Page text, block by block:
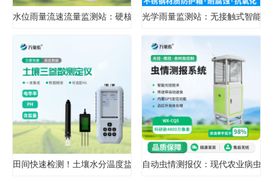
水位雨量流速流量监测站：硬核设计，多维感知水文变化
光学雨量监测站：无接触式智能雨
田间快速检测！土壤水分温度盐分速测仪快速检测农业土壤状况
自动虫情测报仪：现代农业病虫